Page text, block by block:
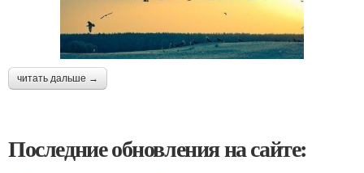
читать дальше →
Последние обновления на сайте: